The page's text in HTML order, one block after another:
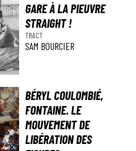
GARE À LA PIEUVRE
STRAIGHT !
TRACT
SAM BOURCIER
BÉRYL COULOMBIÉ,
FONTAINE. LE
MOUVEMENT DE
LIBÉRATION DES